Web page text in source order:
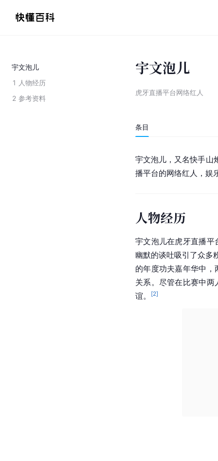
宇文泡儿
1 人物经历
2 参考资料
宇文泡儿
虎牙直播平台网络红人
条目
宇文泡儿，又名快手山
播平台的网络红人，娱
人物经历
宇文泡儿在虎牙直播平
幽默的谈吐吸引了众多
的年度功夫嘉年华中
关系。尽管在比赛中
谊。
[2]